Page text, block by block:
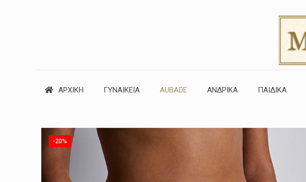
ΑΡΧΙΚΗ ΓΥΝΑΙΚΕΙΑ AUBADE ΑΝΔΡΙΚΑ ΠΑΙΔΙΚΑ
-20%